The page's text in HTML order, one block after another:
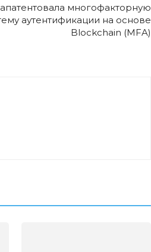
многофакторную
аутентификации на основе
Blockchain (MFA)